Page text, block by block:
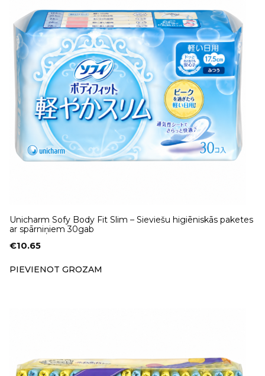
Unicharm Sofy Body Fit Slim – Sieviešu higiēniskās paketes
ar spārniņiem 30gab
€10.65
PIEVIENOT GROZAM